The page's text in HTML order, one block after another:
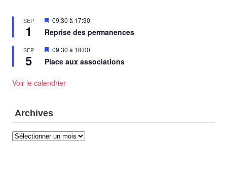
SEP
1
Mis
avant
09:30 à 17:30
Reprise des permanences
SEP
5
Mis
avant
09:30 à 18:00
Place aux associations
Voir le calendrier
Archives
Archives